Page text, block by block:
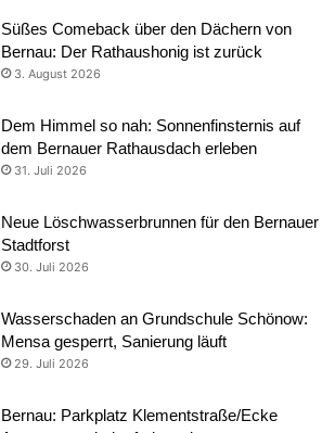
Süßes Comeback über den Dächern von
Bernau: Der Rathaushonig ist zurück
3. August 2026
Dem Himmel so nah: Sonnenfinsternis auf
dem Bernauer Rathausdach erleben
31. Juli 2026
Neue Löschwasserbrunnen für den Bernauer
Stadtforst
30. Juli 2026
Wasserschaden an Grundschule Schönow:
Mensa gesperrt, Sanierung läuft
29. Juli 2026
Bernau: Parkplatz Klementstraße/Ecke